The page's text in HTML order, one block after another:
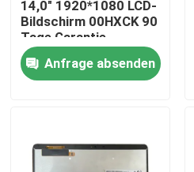
Produkte
Videos
14,0" 1920*1080 LCD-
Bildschirm 00HXCK 90
Tage Garantie
Anfrage absenden